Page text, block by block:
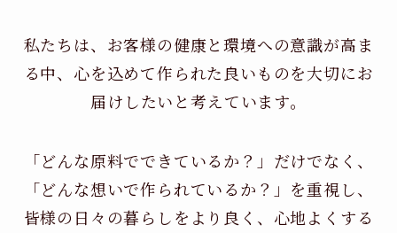
私たちは、お客様の健康と環境への意識が高ま
る中、 心を込めて作られた良いものを大切にお
届けしたいと考えています。
「どんな原料でできているか？」だけでなく、
「どんな想いで作られているか？」を重視し、
皆様の日々の暮らしをより良く、心地よくする